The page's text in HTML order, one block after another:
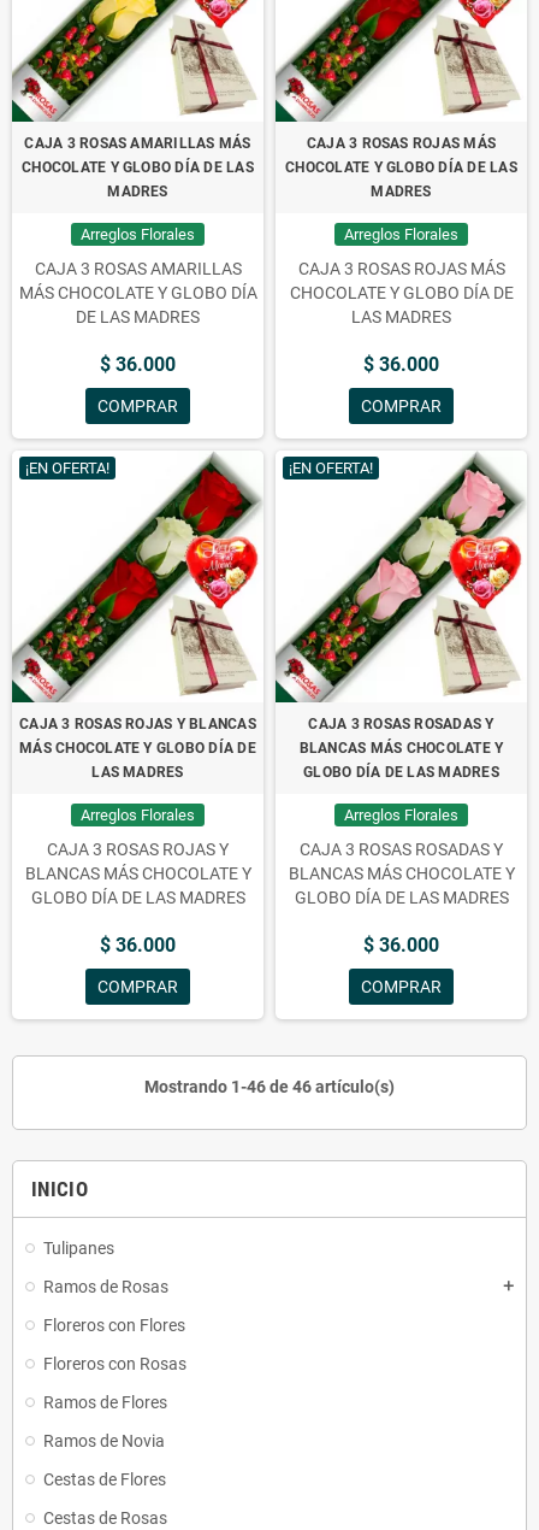
INICIO
Tulipanes
Ramos de Rosas
add
Floreros con Flores
Floreros con Rosas
Ramos de Flores
Ramos de Novia
Cestas de Flores
Cestas de Rosas
CAJA 3 ROSAS AMARILLAS MÁS
CHOCOLATE Y GLOBO DÍA DE LAS
MADRES
Arreglos Florales
CAJA 3 ROSAS AMARILLAS
MÁS CHOCOLATE Y GLOBO DÍA
DE LAS MADRES
$ 36.000
COMPRAR
CAJA 3 ROSAS ROJAS MÁS
CHOCOLATE Y GLOBO DÍA DE LAS
MADRES
Arreglos Florales
CAJA 3 ROSAS ROJAS MÁS
CHOCOLATE Y GLOBO DÍA DE
LAS MADRES
$ 36.000
COMPRAR
¡EN OFERTA!
CAJA 3 ROSAS ROJAS Y BLANCAS
MÁS CHOCOLATE Y GLOBO DÍA DE
LAS MADRES
Arreglos Florales
CAJA 3 ROSAS ROJAS Y
BLANCAS MÁS CHOCOLATE Y
GLOBO DÍA DE LAS MADRES
$ 36.000
COMPRAR
¡EN OFERTA!
CAJA 3 ROSAS ROSADAS Y
BLANCAS MÁS CHOCOLATE Y
GLOBO DÍA DE LAS MADRES
Arreglos Florales
CAJA 3 ROSAS ROSADAS Y
BLANCAS MÁS CHOCOLATE Y
GLOBO DÍA DE LAS MADRES
$ 36.000
COMPRAR
Mostrando 1-46 de 46 artículo(s)